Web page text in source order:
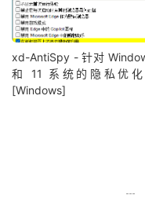
xd-AntiSpy - 针对
和 11 系统的隐私优
[Windows]